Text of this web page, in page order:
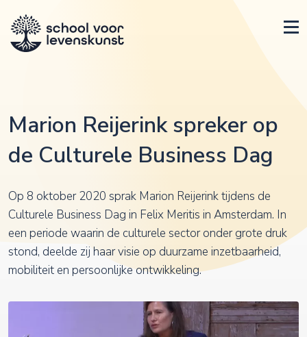
Marion Reijerink spreker op
de Culturele Business Dag
Op 8 oktober 2020 sprak Marion Reijerink tijdens de
Culturele Business Dag in Felix Meritis in Amsterdam. In
een periode waarin de culturele sector onder grote druk
stond, deelde zij haar visie op duurzame inzetbaarheid,
mobiliteit en persoonlijke ontwikkeling.